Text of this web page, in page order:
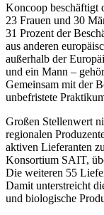
Koncoop beschäftigt
23 Frauen und 30
31 Prozent der
aus anderen
außerhalb der
und ein Mann –
Gemeinsam mit der
unbefristete
Großen Stellenwert
regionalen
aktiven Lieferanten
Konsortium SAIT,
Die weiteren 55
Damit unterstreicht
und biologische